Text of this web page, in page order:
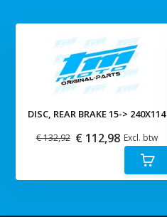
DISC, REAR BRAKE 15-> 240X114
€ 132,92 € 112,98 Excl. btw